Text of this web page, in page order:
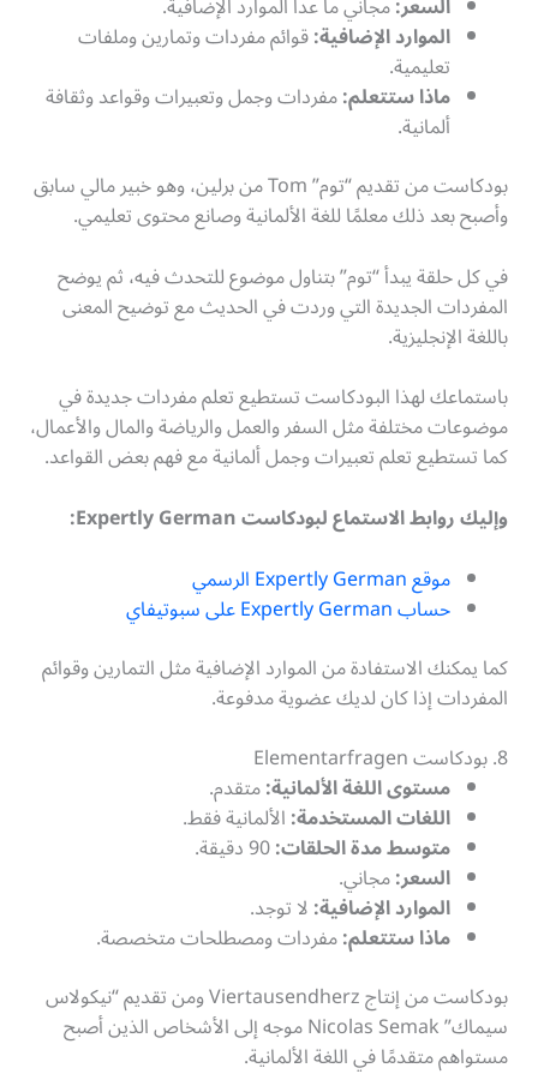
الموارد الإضافية:قوائم مفردات وتمارين وملفات
تعليمية.
ماذا ستتعلم:مفردات وجمل وتعبيرات وقواعد وثقافة
ألمانية.
بودكاست من تقديم “توم” Tom من برلين، وهو خبير مالي سابق
وأصبح بعد ذلك معلمًا للغة الألمانية وصانع محتوى تعليمي.
في كل حلقة يبدأ “توم” بتناول موضوع للتحدث فيه، ثم يوضح
المفردات الجديدة التي وردت في الحديث مع توضيح المعنى
باللغة الإنجليزية.
باستماعك لهذا البودكاست تستطيع تعلم مفردات جديدة في
موضوعات مختلفة مثل السفر والعمل والرياضة والمال والأعمال،
كما تستطيع تعلم تعبيرات وجمل ألمانية مع فهم بعض القواعد.
وإليك روابط الاستماع لبودكاست Expertly German:
موقع Expertly German الرسمي
حساب Expertly German على سبوتيفاي
كما يمكنك الاستفادة من الموارد الإضافية مثل التمارين وقوائم
المفردات إذا كان لديك عضوية مدفوعة.
8. بودكاست Elementarfragen
مستوى اللغة الألمانية:متقدم.
اللغات المستخدمة:الألمانية فقط.
متوسط مدة الحلقات:
السعر:مجاني.
الموارد الإضافية:لا توجد.
ماذا ستتعلم:مفردات ومصطلحات متخصصة.
بودكاست من إنتاج Viertausendherz ومن تقديم “نيكولاس
سيماك” Nicolas Semak موجه إلى الأشخاص الذين أصبح
مستواهم متقدمًا في اللغة الألمانية.